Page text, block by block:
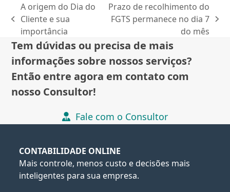
previous
post:
A origem do Dia do
Cliente e sua
importância
next
Prazo de recolhimento do
FGTS permanece no dia 7
do mês
Tem dúvidas ou precisa de mais
informações sobre nossos serviços?
Então entre agora em contato com
nosso Consultor!
Fale com o Consultor
CONTABILIDADE ONLINE
Mais controle, menos custo e decisões mais
inteligentes para sua empresa.